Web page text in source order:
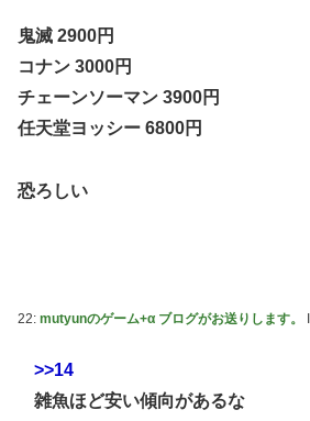
鬼滅 2900円
コナン 3000円
チェーンソーマン 3900円
任天堂ヨッシー 6800円
恐ろしい
22: mutyunのゲーム+α ブログがお送りします。
>>14
雑魚ほど安い傾向があるな